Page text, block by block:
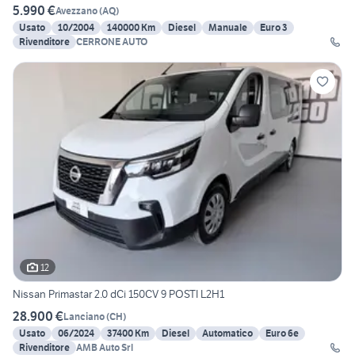
5.990 €Avezzano(AQ)
Usato
10/2004 140000 Km Diesel Manuale
Euro 3
Rivenditore CERRONE AUTO
12
Nissan Primastar 2.0 dCi 150CV 9 POSTI L2H1
28.900 €Lanciano(CH)
Usato
06/2024 37400 Km Diesel Automatico
Euro 6e
Rivenditore AMB Auto Srl